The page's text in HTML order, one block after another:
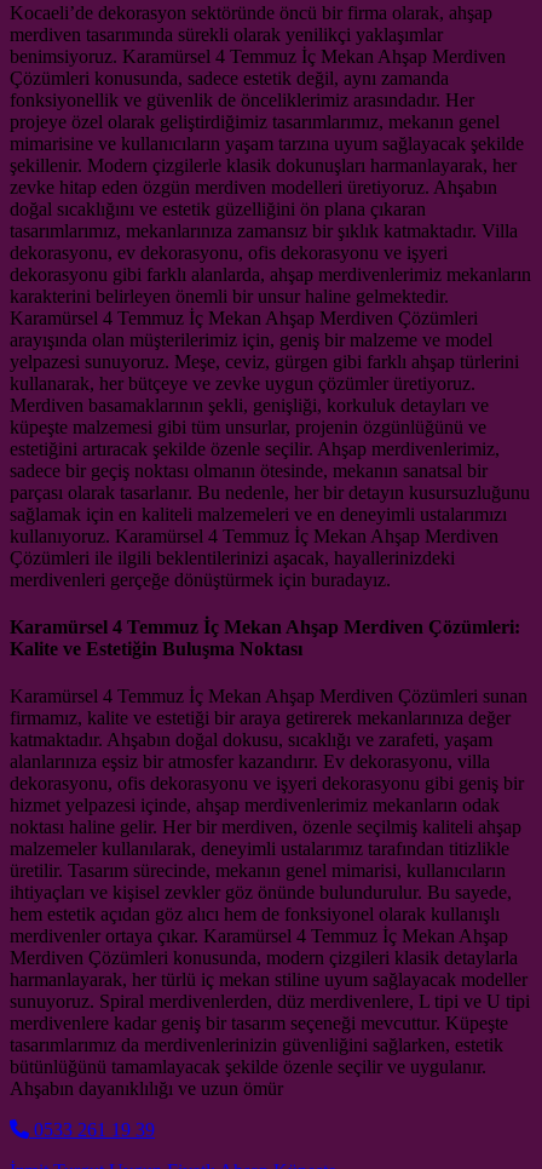
Kocaeli’de dekorasyon sektöründe öncü bir firma olarak, ahşap
merdiven tasarımında sürekli olarak yenilikçi yaklaşımlar
benimsiyoruz. Karamürsel 4 Temmuz İç Mekan Ahşap Merdiven
Çözümleri konusunda, sadece estetik değil, aynı zamanda
fonksiyonellik ve güvenlik de önceliklerimiz arasındadır. Her
projeye özel olarak geliştirdiğimiz tasarımlarımız, mekanın genel
mimarisine ve kullanıcıların yaşam tarzına uyum sağlayacak şekilde
şekillenir. Modern çizgilerle klasik dokunuşları harmanlayarak, her
zevke hitap eden özgün merdiven modelleri üretiyoruz. Ahşabın
doğal sıcaklığını ve estetik güzelliğini ön plana çıkaran
tasarımlarımız, mekanlarınıza zamansız bir şıklık katmaktadır. Villa
dekorasyonu, ev dekorasyonu, ofis dekorasyonu ve işyeri
dekorasyonu gibi farklı alanlarda, ahşap merdivenlerimiz mekanların
karakterini belirleyen önemli bir unsur haline gelmektedir.
Karamürsel 4 Temmuz İç Mekan Ahşap Merdiven Çözümleri
arayışında olan müşterilerimiz için, geniş bir malzeme ve model
yelpazesi sunuyoruz. Meşe, ceviz, gürgen gibi farklı ahşap türlerini
kullanarak, her bütçeye ve zevke uygun çözümler üretiyoruz.
Merdiven basamaklarının şekli, genişliği, korkuluk detayları ve
küpeşte malzemesi gibi tüm unsurlar, projenin özgünlüğünü ve
estetiğini artıracak şekilde özenle seçilir. Ahşap merdivenlerimiz,
sadece bir geçiş noktası olmanın ötesinde, mekanın sanatsal bir
parçası olarak tasarlanır. Bu nedenle, her bir detayın kusursuzluğunu
sağlamak için en kaliteli malzemeleri ve en deneyimli ustalarımızı
kullanıyoruz. Karamürsel 4 Temmuz İç Mekan Ahşap Merdiven
Çözümleri ile ilgili beklentilerinizi aşacak, hayallerinizdeki
merdivenleri gerçeğe dönüştürmek için buradayız.
Karamürsel 4 Temmuz İç Mekan Ahşap Merdiven Çözümleri:
Kalite ve Estetiğin Buluşma Noktası
Karamürsel 4 Temmuz İç Mekan Ahşap Merdiven Çözümleri sunan
firmamız, kalite ve estetiği bir araya getirerek mekanlarınıza değer
katmaktadır. Ahşabın doğal dokusu, sıcaklığı ve zarafeti, yaşam
alanlarınıza eşsiz bir atmosfer kazandırır. Ev dekorasyonu, villa
dekorasyonu, ofis dekorasyonu ve işyeri dekorasyonu gibi geniş bir
hizmet yelpazesi içinde, ahşap merdivenlerimiz mekanların odak
noktası haline gelir. Her bir merdiven, özenle seçilmiş kaliteli ahşap
malzemeler kullanılarak, deneyimli ustalarımız tarafından titizlikle
üretilir. Tasarım sürecinde, mekanın genel mimarisi, kullanıcıların
ihtiyaçları ve kişisel zevkler göz önünde bulundurulur. Bu sayede,
hem estetik açıdan göz alıcı hem de fonksiyonel olarak kullanışlı
merdivenler ortaya çıkar. Karamürsel 4 Temmuz İç Mekan Ahşap
Merdiven Çözümleri konusunda, modern çizgileri klasik detaylarla
harmanlayarak, her türlü iç mekan stiline uyum sağlayacak modeller
sunuyoruz. Spiral merdivenlerden, düz merdivenlere, L tipi ve U tipi
merdivenlere kadar geniş bir tasarım seçeneği mevcuttur. Küpeşte
tasarımlarımız da merdivenlerinizin güvenliğini sağlarken, estetik
bütünlüğünü tamamlayacak şekilde özenle seçilir ve uygulanır.
Ahşabın dayanıklılığı ve uzun ömür
0533 261 19 39